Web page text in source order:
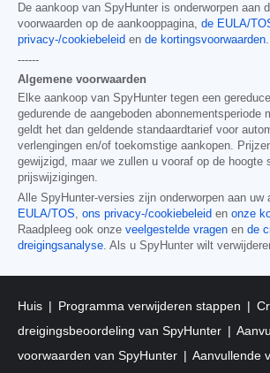
De aankoop van SpyHunter is onderworpen aan
voorwaarden op de aankooppagina, de EULA/
privacy-/cookiebeleid en de kortingsvoorwaarden.
------
Algemene voorwaarden
Elke aankoop van SpyHunter tegen een
gedurende de aangeboden abonnementsperiode
geldt het dan geldende standaardtarief voor
verlengingen en/of toekomstige aankopen.
gewijzigd, maar we zullen u vooraf op de hoogte
prijswijzigingen.
Alle SpyHunter-versies zijn onderworpen aan uw
EULA/TOS, ons privacy-/cookiebeleid en onze
Raadpleeg ook onze veelgestelde vragen en de
dreigingsanalyse. Als u SpyHunter wilt
Huis Programma verwijderen stappen
dreigingsbeoordeling van SpyHunter
voorwaarden van SpyHunter
Aanvullende